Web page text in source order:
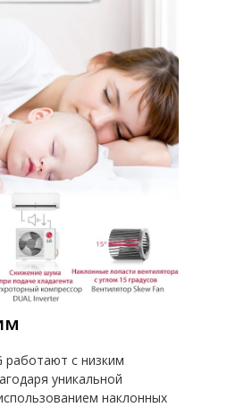
работают с низким
уникальной
наклонных